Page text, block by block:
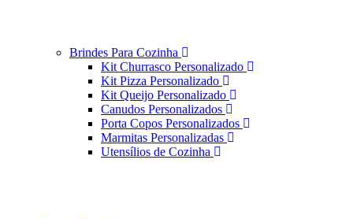
Brindes Para Cozinha
Kit Churrasco Personalizado
Kit Pizza Personalizado
Kit Queijo Personalizado
Canudos Personalizados
Porta Copos Personalizados
Marmitas Personalizadas
Utensílios de Cozinha